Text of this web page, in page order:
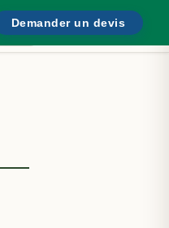
Demander un devis
/
Besoin
d'aide?